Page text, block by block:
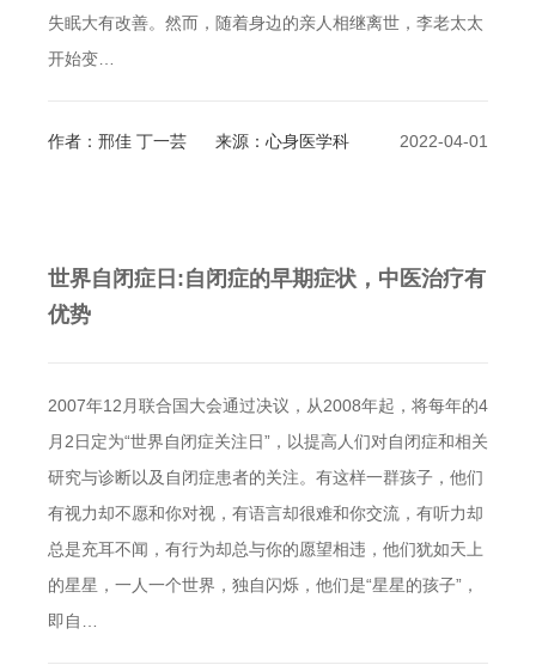
失眠大有改善。然而，随着身边的亲人相继离世，李老太太
开始变…
2022-04-01
作者：邢佳 丁一芸 来源：心身医学科
世界自闭症日:自闭症的早期症状，中医治疗有
优势
2007年12月联合国大会通过决议，从2008年起，将每年的4
月2日定为“世界自闭症关注日”，以提高人们对自闭症和相关
研究与诊断以及自闭症患者的关注。有这样一群孩子，他们
有视力却不愿和你对视，有语言却很难和你交流，有听力却
总是充耳不闻，有行为却总与你的愿望相违，他们犹如天上
的星星，一人一个世界，独自闪烁，他们是“星星的孩子”，
即自…